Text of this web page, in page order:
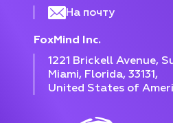
На почту
FoxMind Inc.
1221 Brickell Avenue,
Miami, Florida, 33131,
United States of